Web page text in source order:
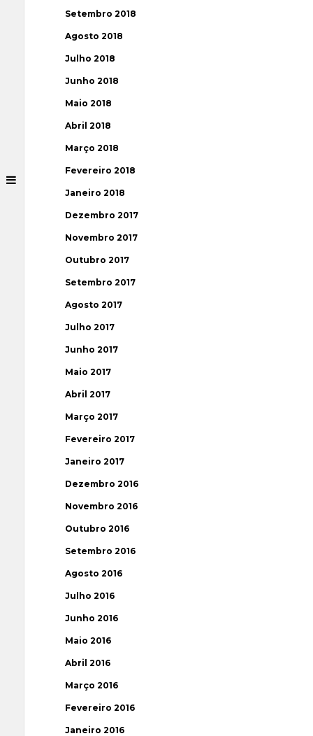
Setembro 2018
Agosto 2018
Julho 2018
Junho 2018
Maio 2018
Abril 2018
Março 2018
Fevereiro 2018
Janeiro 2018
Dezembro 2017
Novembro 2017
Outubro 2017
Setembro 2017
Agosto 2017
Julho 2017
Junho 2017
Maio 2017
Abril 2017
Março 2017
Fevereiro 2017
Janeiro 2017
Dezembro 2016
Novembro 2016
Outubro 2016
Setembro 2016
Agosto 2016
Julho 2016
Junho 2016
Maio 2016
Abril 2016
Março 2016
Fevereiro 2016
Janeiro 2016